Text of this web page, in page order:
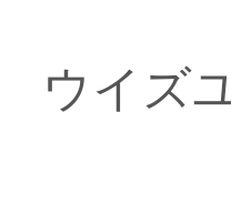
ウイズ